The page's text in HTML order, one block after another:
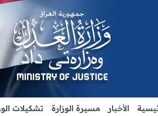
الأخبار مسيرة الوزارة تشكيلات